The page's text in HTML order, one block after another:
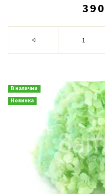
В наличии
Новинка